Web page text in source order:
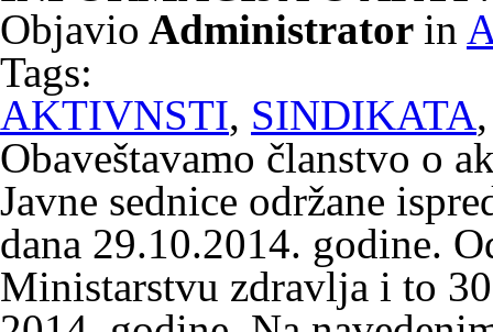
Objavio Administrator in
Tags:
AKTIVNSTI, SINDIKATA
Obaveštavamo članstvo o
Javne sednice održane
dana 29.10.2014. godine.
Ministarstvu zdravlja i to